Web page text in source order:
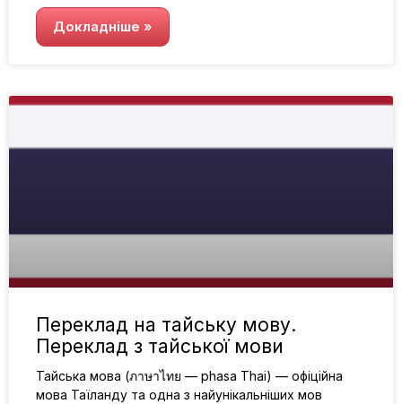
Докладніше »
Переклад на тайську мову.
Переклад з тайської мови
Тайська мова (ภาษาไทย — phasa Thai) — офіційна
мова Таїланду та одна з найунікальніших мов